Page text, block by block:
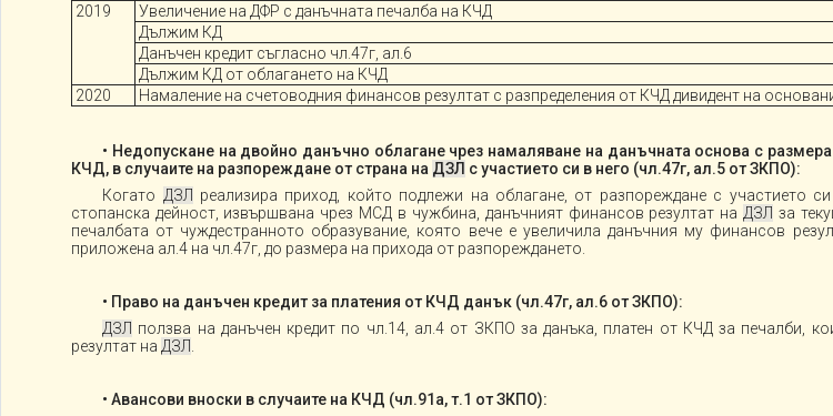
2019
Увеличение на ДФР с данъчната печалба на КЧД
Дължим КД
Данъчен кредит съгласно чл.47г, ал.6
Дължим КД от облагането на КЧД
2020
Намаление на счетоводния финансов резултат с разпределения от КЧД дивидент на
• Недопускане на двойно данъчно облагане чрез намаляване на данъчната основа с
КЧД, в случаите на разпореждане от страна на ДЗЛ с участието си в него (чл.47г, ал.5 от ЗКПО):
Когато ДЗЛ реализира приход, който подлежи на облагане, от разпореждане с участието
стопанска дейност, извършвана чрез МСД в чужбина, данъчният финансов резултат на ДЗЛ за
печалбата от чуждестранното образувание, която вече е увеличила данъчния му финансов
приложена ал.4 на чл.47г, до размера на прихода от разпореждането.
• Право на данъчен кредит за платения от КЧД данък (чл.47г, ал.6 от ЗКПО):
ДЗЛ ползва на данъчен кредит по чл.14, ал.4 от ЗКПО за данъка, платен от КЧД за печалби,
резултат на ДЗЛ
• Авансови вноски в случаите на КЧД (чл.91а, т.1 от ЗКПО):